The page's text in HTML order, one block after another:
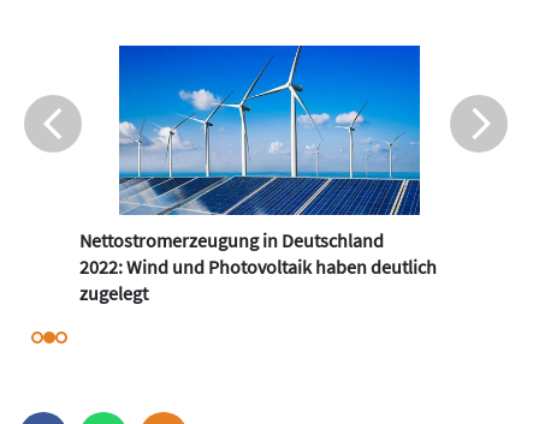
Nettostromerzeugung in Deutschland
2022: Wind und Photovoltaik haben deutlich
zugelegt